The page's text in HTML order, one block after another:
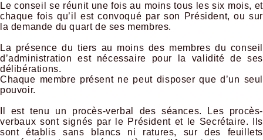
Le conseil se réunit une fois au moins tous les six mois, et
chaque fois qu’il est convoqué par son Président, ou sur
la demande du quart de ses membres.
La présence du tiers au moins des membres du conseil
d’administration est nécessaire pour la validité de ses
délibérations.
Chaque membre présent ne peut disposer que d’un seul
pouvoir.
Il est tenu un procès-verbal des séances. Les procès-
verbaux sont signés par le Président et le Secrétaire. Ils
sont établis sans blancs ni ratures, sur des feuillets